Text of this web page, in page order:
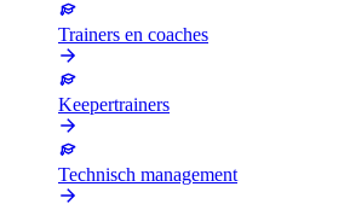
Trainers en coaches
Keepertrainers
Technisch management